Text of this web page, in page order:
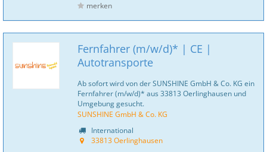
merken
Fernfahrer (m/w/d)* | CE |
Autotransporte
Ab sofort wird von der SUNSHINE GmbH & Co. KG ein
Fernfahrer (m/w/d)* aus 33813 Oerlinghausen und
Umgebung gesucht.
SUNSHINE GmbH & Co. KG
International
33813 Oerlinghausen